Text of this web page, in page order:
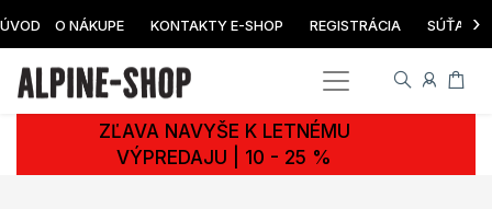
ÚVOD O NÁKUPE KONTAKTY E-SHOP REGISTRÁCIA SÚŤAŽ ›
ZĽAVA NAVYŠE K LETNÉMU
VÝPREDAJU | 10 - 25 %